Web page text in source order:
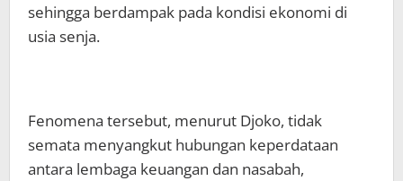
sehingga berdampak pada kondisi ekonomi di
usia senja.
Fenomena tersebut, menurut Djoko, tidak
semata menyangkut hubungan keperdataan
antara lembaga keuangan dan nasabah,